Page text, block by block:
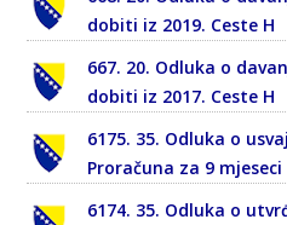
dobiti iz 2019. Ceste H
667. 20. Odluka o
dobiti iz 2017. Ceste H
6175. 35. Odluka o
Proračuna za 9 mjeseci
6174. 35. Odluka o